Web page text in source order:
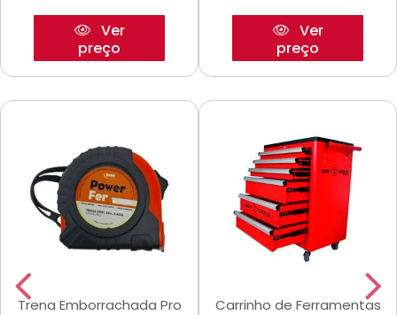
Ver
preço
Ver
preço
Trena Emborrachada Pro
Carrinho de Ferramentas